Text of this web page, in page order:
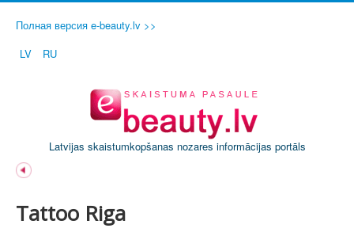
Полная версия e-beauty.lv >>
LV
RU
Latvijas skaistumkopšanas nozares informācijas portāls
Tattoo Riga